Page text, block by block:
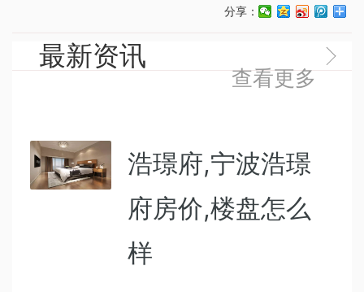
分享：
最新资讯
查看更多
浩璟府,宁波浩璟
府房价,楼盘怎么
样